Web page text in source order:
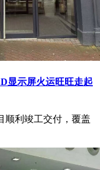
显示屏火运旺旺走起
顺利竣工交付，覆盖